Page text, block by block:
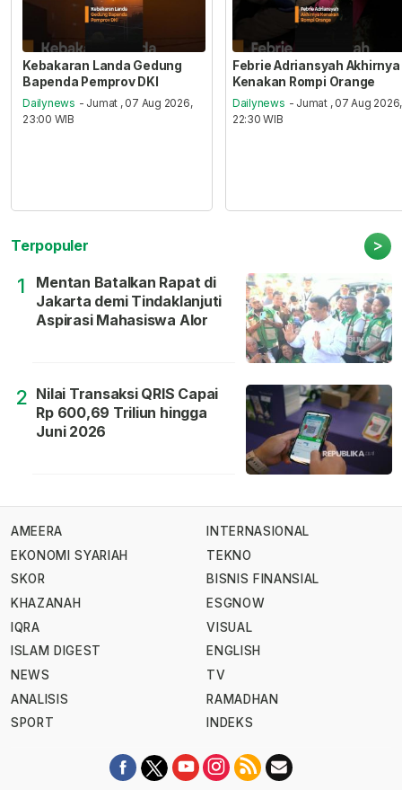
Kebakaran Landa Gedung
Bapenda Pemprov DKI
Dailynews - Jumat , 07 Aug 2026,
23:00 WIB
Febrie Adriansyah Akhirnya
Kenakan Rompi Orange
Dailynews - Jumat , 07 Aug 2026,
22:30 WIB
Terpopuler >
1
Mentan Batalkan Rapat di
Jakarta demi Tindaklanjuti
Aspirasi Mahasiswa Alor
2 Nilai Transaksi QRIS Capai
Rp 600,69 Triliun hingga
Juni 2026
AMEERA
EKONOMI SYARIAH
SKOR
KHAZANAH
IQRA
ISLAM DIGEST
NEWS
ANALISIS
SPORT
INTERNASIONAL
TEKNO
BISNIS FINANSIAL
ESGNOW
VISUAL
ENGLISH
TV
RAMADHAN
INDEKS